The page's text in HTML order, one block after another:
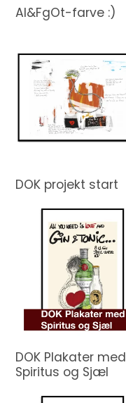
AI&FgOt-farve :)
DOK projekt start
DOK Plakater med
Spiritus og Sjæl